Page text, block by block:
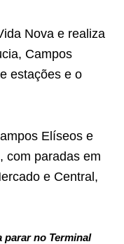
Nova e realiza
Campos
estações e o
Elíseos e
com paradas em
e Central,
parar no Terminal